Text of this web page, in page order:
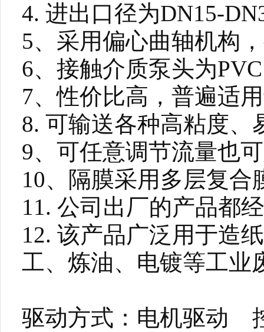
4. 进出口径为DN15-
5、采用偏心曲轴机构
6、接触介质泵头为
7、性价比高，普遍适
8. 可输送各种高粘度
9、可任意调节流量也
10、隔膜采用多层复
11. 公司出厂的产品都
12. 该产品广泛用于造
工、炼油、电镀等工业
驱动方式：电机驱动